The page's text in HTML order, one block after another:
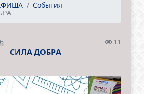
События
11
СИЛА ДОБРА